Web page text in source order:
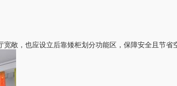
敞，也应设立后靠矮柜划分功能区，保障安全且节省